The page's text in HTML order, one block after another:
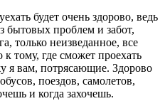
будет очень здорово, ведь
бытовых проблем и забот,
только неизведанное, все
к тому, где сможет проехать
я вам, потрясающие. Здорово
поездов, самолетов,
и когда захочешь.